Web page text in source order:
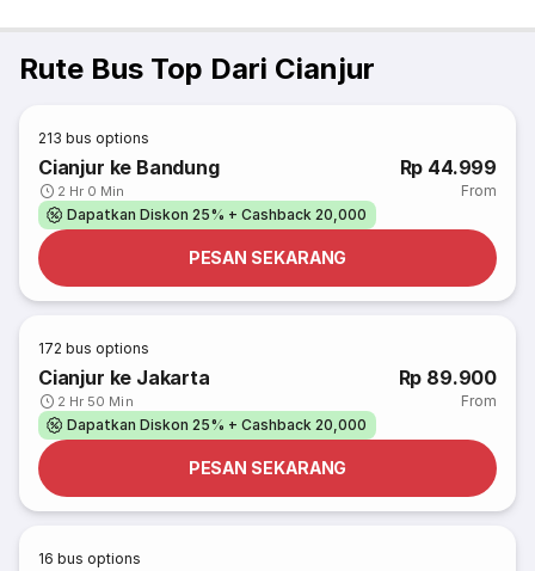
Rute Bus Top Dari Cianjur
213 bus options
Cianjur ke Bandung
2 Hr 0 Min
Rp 44.999
From
Dapatkan Diskon 25% + Cashback 20,000
PESAN SEKARANG
172 bus options
Cianjur ke Jakarta
2 Hr 50 Min
Rp 89.900
From
Dapatkan Diskon 25% + Cashback 20,000
PESAN SEKARANG
16 bus options